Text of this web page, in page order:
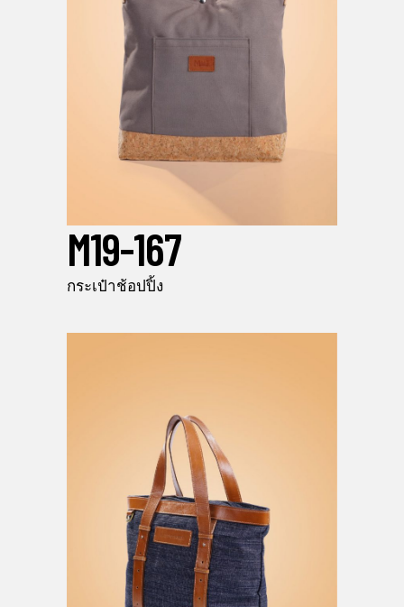
M19-167
กระเป๋าช้อปปิ้ง